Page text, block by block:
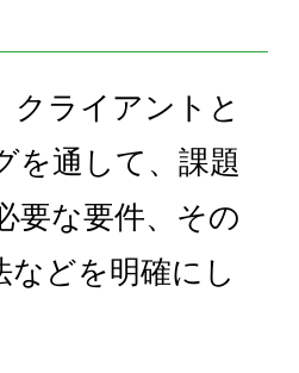
クライアントと
を通して、課題
要な要件、その
などを明確にし